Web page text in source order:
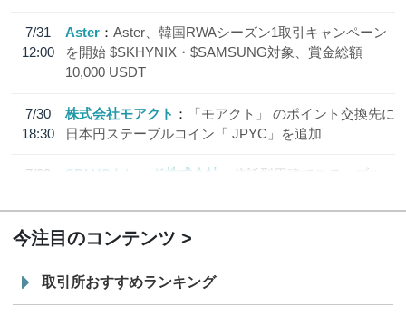
7/31
12:00
Aster
Aster、韓国RWAシーズン1取引キャンペーン
を開始 $SKHYNIX・$SAMSUNG対象、賞金総額
10,000 USDT
7/30
18:30
株式会社モアクト
「モアクト」 のポイント交換先に
日本円ステーブルコイン「 JPYC」を追加
7/29
SBI VCトレード株式会社
信託型円建てステーブル
今注目のコンテンツ
取引所おすすめランキング